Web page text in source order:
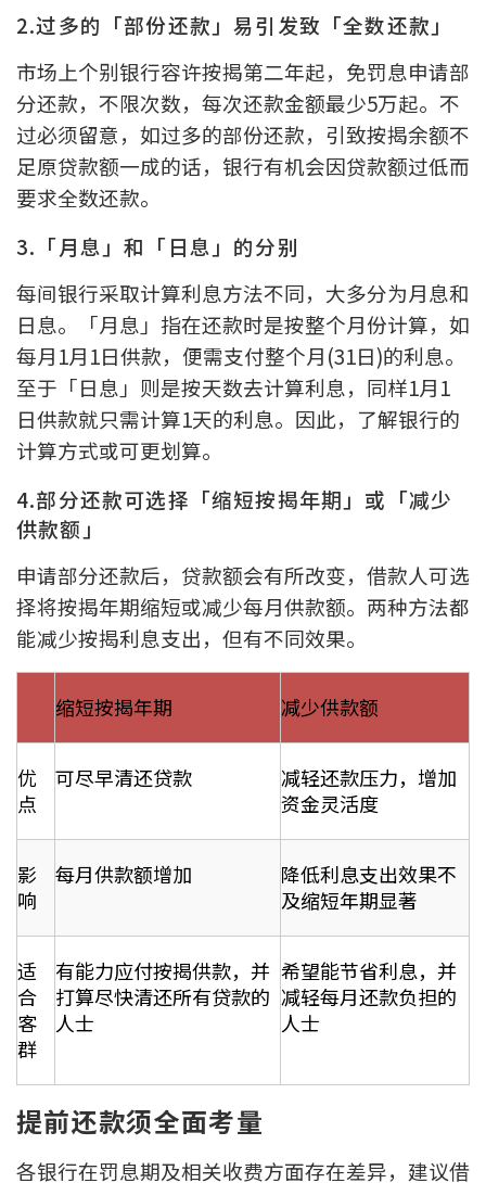
2.过多的「部份还款」易引发致「全数还款」
市场上个别银行容许按揭第二年起，免罚息申请部
分还款，不限次数，每次还款金额最少5万起。不
过必须留意，如过多的部份还款，引致按揭余额不
足原贷款额一成的话，银行有机会因贷款额过低而
要求全数还款。
3.「月息」和「日息」的分别
每间银行采取计算利息方法不同，大多分为月息和
日息。「月息」指在还款时是按整个月份计算，如
每月1月1日供款，便需支付整个月(31日)的利息。
至于「日息」则是按天数去计算利息，同样1月1
日供款就只需计算1天的利息。因此，了解银行的
计算方式或可更划算。
4.部分还款可选择「缩短按揭年期」或「减少
供款额」
申请部分还款后，贷款额会有所改变，借款人可选
择将按揭年期缩短或减少每月供款额。两种方法都
能减少按揭利息支出，但有不同效果。
缩短按揭年期 减少供款额
优
点
可尽早清还贷款
减轻还款压力，增加
资金灵活度
影
响
每月供款额增加
降低利息支出效果不
及缩短年期显著
适
合
客
群
有能力应付按揭供款，并
打算尽快清还所有贷款的
人士
希望能节省利息，并
减轻每月还款负担的
人士
提前还款须全面考量
各银行在罚息期及相关收费方面存在差异，建议借